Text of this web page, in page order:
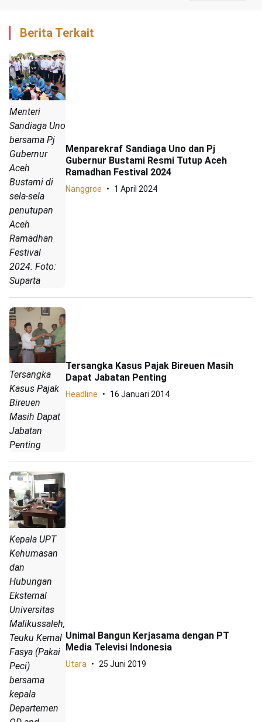
Berita Terkait
Menteri
Sandiaga Uno
bersama Pj
Gubernur
Aceh
Bustami di
sela-sela
penutupan
Aceh
Ramadhan
Festival
2024. Foto:
Suparta
Menparekraf Sandiaga Uno dan Pj
Gubernur Bustami Resmi Tutup Aceh
Ramadhan Festival 2024
Nanggroe 1 April 2024
Tersangka
Kasus Pajak
Bireuen
Masih Dapat
Jabatan
Penting
Tersangka Kasus Pajak Bireuen Masih
Dapat Jabatan Penting
Headline 16 Januari 2014
Kepala UPT
Kehumasan
dan
Hubungan
Eksternal
Universitas
Malikussaleh,
Teuku Kemal
Fasya (Pakai
Peci)
bersama
kepala
Departemen
Unimal Bangun Kerjasama dengan PT
Media Televisi Indonesia
Utara 25 Juni 2019